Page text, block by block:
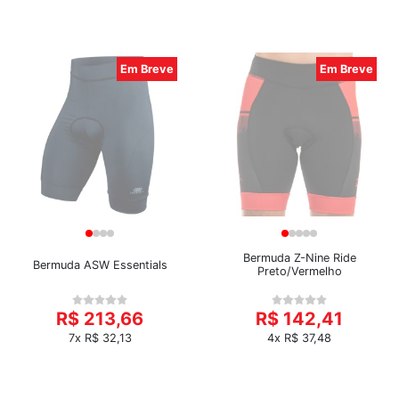
Em Breve
Bermuda ASW Essentials
R$ 213,66
7x R$ 32,13
Em Breve
Bermuda Z-Nine Ride
Preto/Vermelho
R$ 142,41
4x R$ 37,48